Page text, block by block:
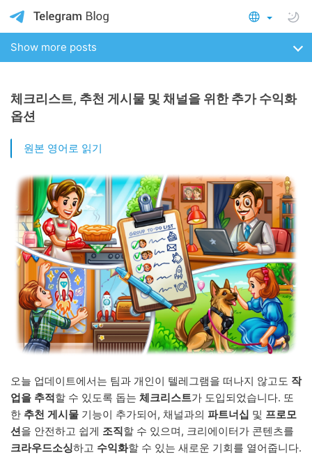
Show more posts
체크리스트, 추천 게시물 및 채널을 위한 추가 수익화
옵션
원본 영어로 읽기
오늘 업데이트에서는 팀과 개인이 텔레그램을 떠나지 않고도 작
업을 추적할 수 있도록 돕는 체크리스트가 도입되었습니다. 또
한 추천 게시물 기능이 추가되어, 채널과의 파트너십 및 프로모
션을 안전하고 쉽게 조직할 수 있으며, 크리에이터가 콘텐츠를
크라우드소싱하고 수익화할 수 있는 새로운 기회를 열어줍니다.